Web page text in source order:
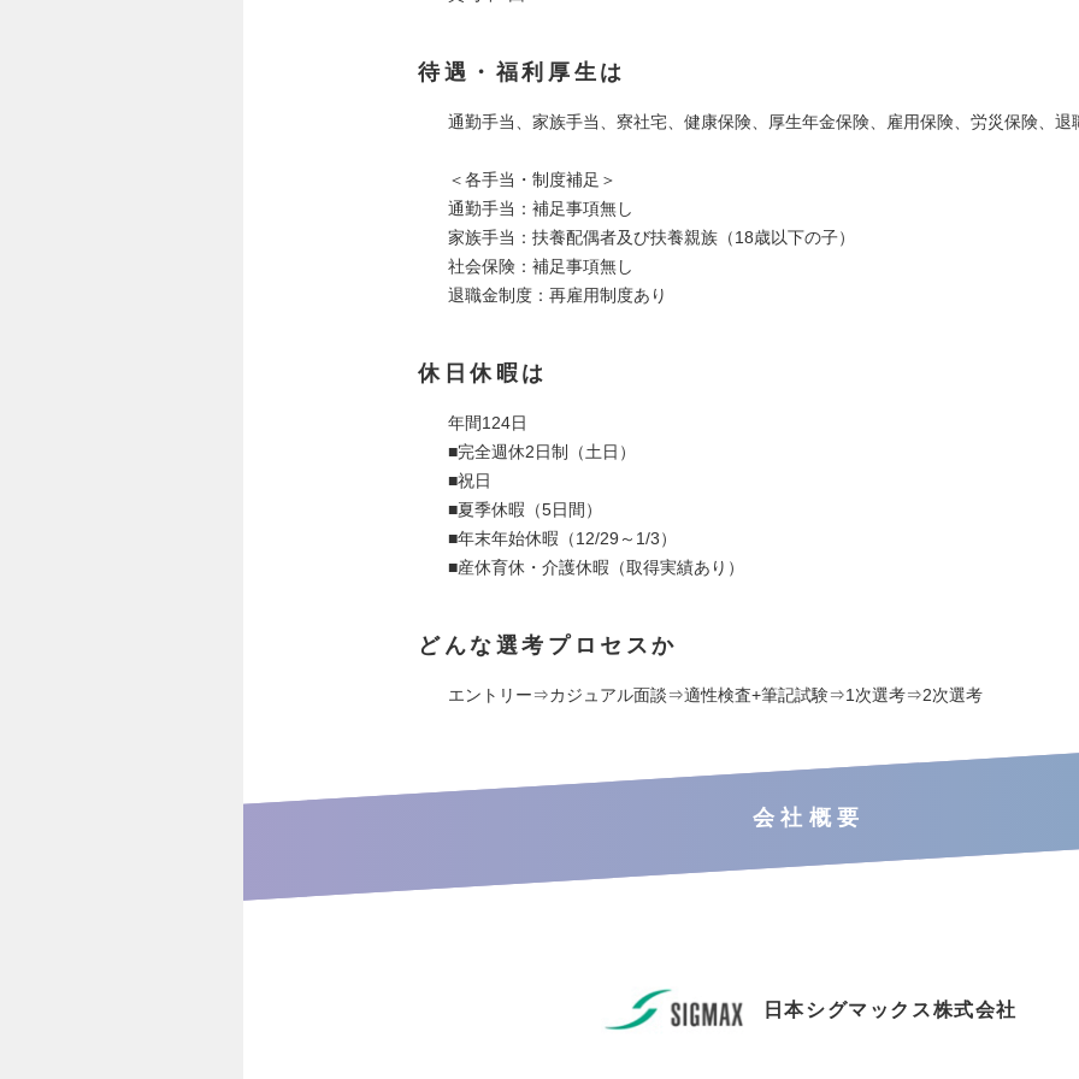
待遇・福利厚生は
通勤手当、家族手当、寮社宅、健康保険、厚生年金保険、雇用保険、労災保険、退
＜各手当・制度補足＞
通勤手当：補足事項無し
家族手当：扶養配偶者及び扶養親族（18歳以下の子）
社会保険：補足事項無し
退職金制度：再雇用制度あり
休日休暇は
年間124日
■完全週休2日制（土日）
■祝日
■夏季休暇（5日間）
■年末年始休暇（12/29～1/3）
■産休育休・介護休暇（取得実績あり）
どんな選考プロセスか
エントリー⇒カジュアル面談⇒適性検査+筆記試験⇒1次選考⇒2次選考
会社概要
日本シグマックス株式会社